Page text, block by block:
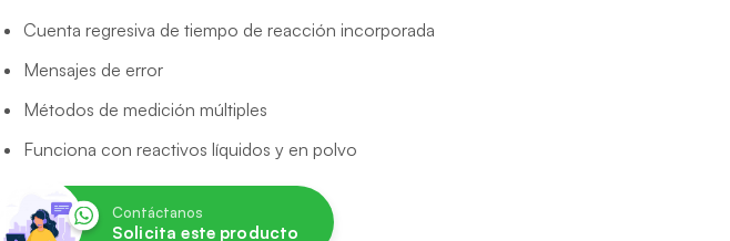
Cuenta regresiva de tiempo de reacción incorporada
Mensajes de error
Métodos de medición múltiples
Funciona con reactivos líquidos y en polvo
Contáctanos
Solicita este producto